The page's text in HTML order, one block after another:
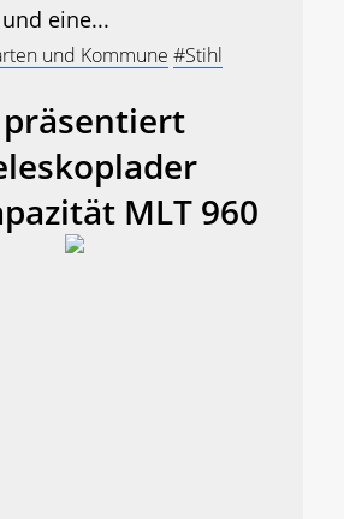
eine...
und Kommune #Stihl
MLT 960